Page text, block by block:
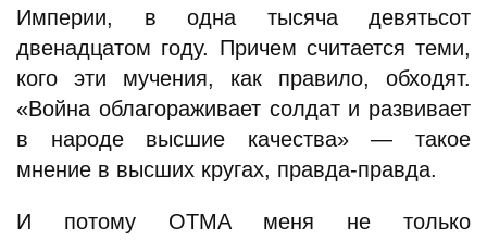
Империи, в одна тысяча девятьсот
двенадцатом году. Причем считается теми,
кого эти мучения, как правило, обходят.
«Война облагораживает солдат и развивает
в народе высшие качества» — такое
мнение в высших кругах, правда-правда.
И потому ОТМА меня не только